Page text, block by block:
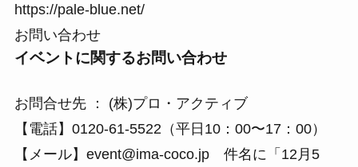
https://pale-blue.net/
お問い合わせ
イベントに関するお問い合わせ
お問合せ先 ： (株)プロ・アクティブ
【電話】0120-61-5522（平日10：00〜17：00）
【メール】event@ima-coco.jp 件名に「12月5